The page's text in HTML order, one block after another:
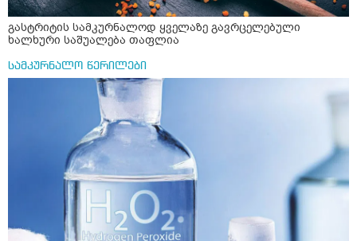
გასტრიტის სამკურნალოდ ყველაზე გავრცელებული
ხალხური საშუალება თაფლია
სამკურნალო წერილები